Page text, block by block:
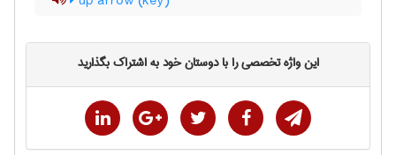
این واژه تخصصی را با دوستان خود به اشتراک بگذارید